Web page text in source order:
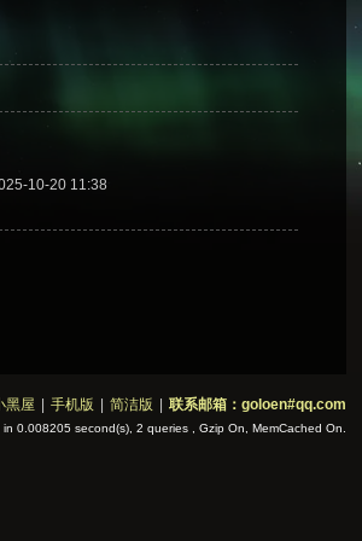
10-20 11:38
黑屋 手机版 简洁版 联系邮箱：goloen#qq.com
in 0.008205 second(s), 2 queries , Gzip On, MemCached On.